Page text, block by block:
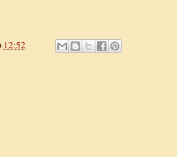
12:52